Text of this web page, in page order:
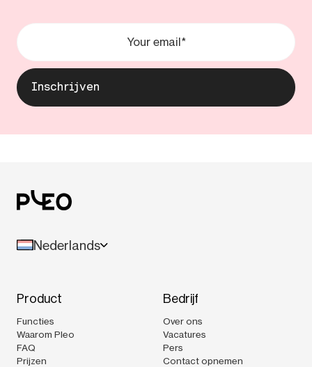
Nederlands
Product
Functies
Waarom Pleo
FAQ
Prijzen
Bedrijf
Over ons
Vacatures
Pers
Contact opnemen